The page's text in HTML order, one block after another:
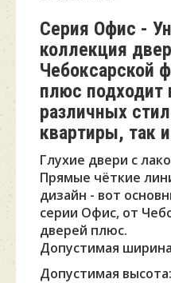
Серия Офис -
коллекция
Чебоксарской
плюс подходит
различных
квартиры, так
Глухие двери с
Прямые чёткие
дизайн - вот
серии Офис, от
дверей плюс.
Допустимая
Допустимая